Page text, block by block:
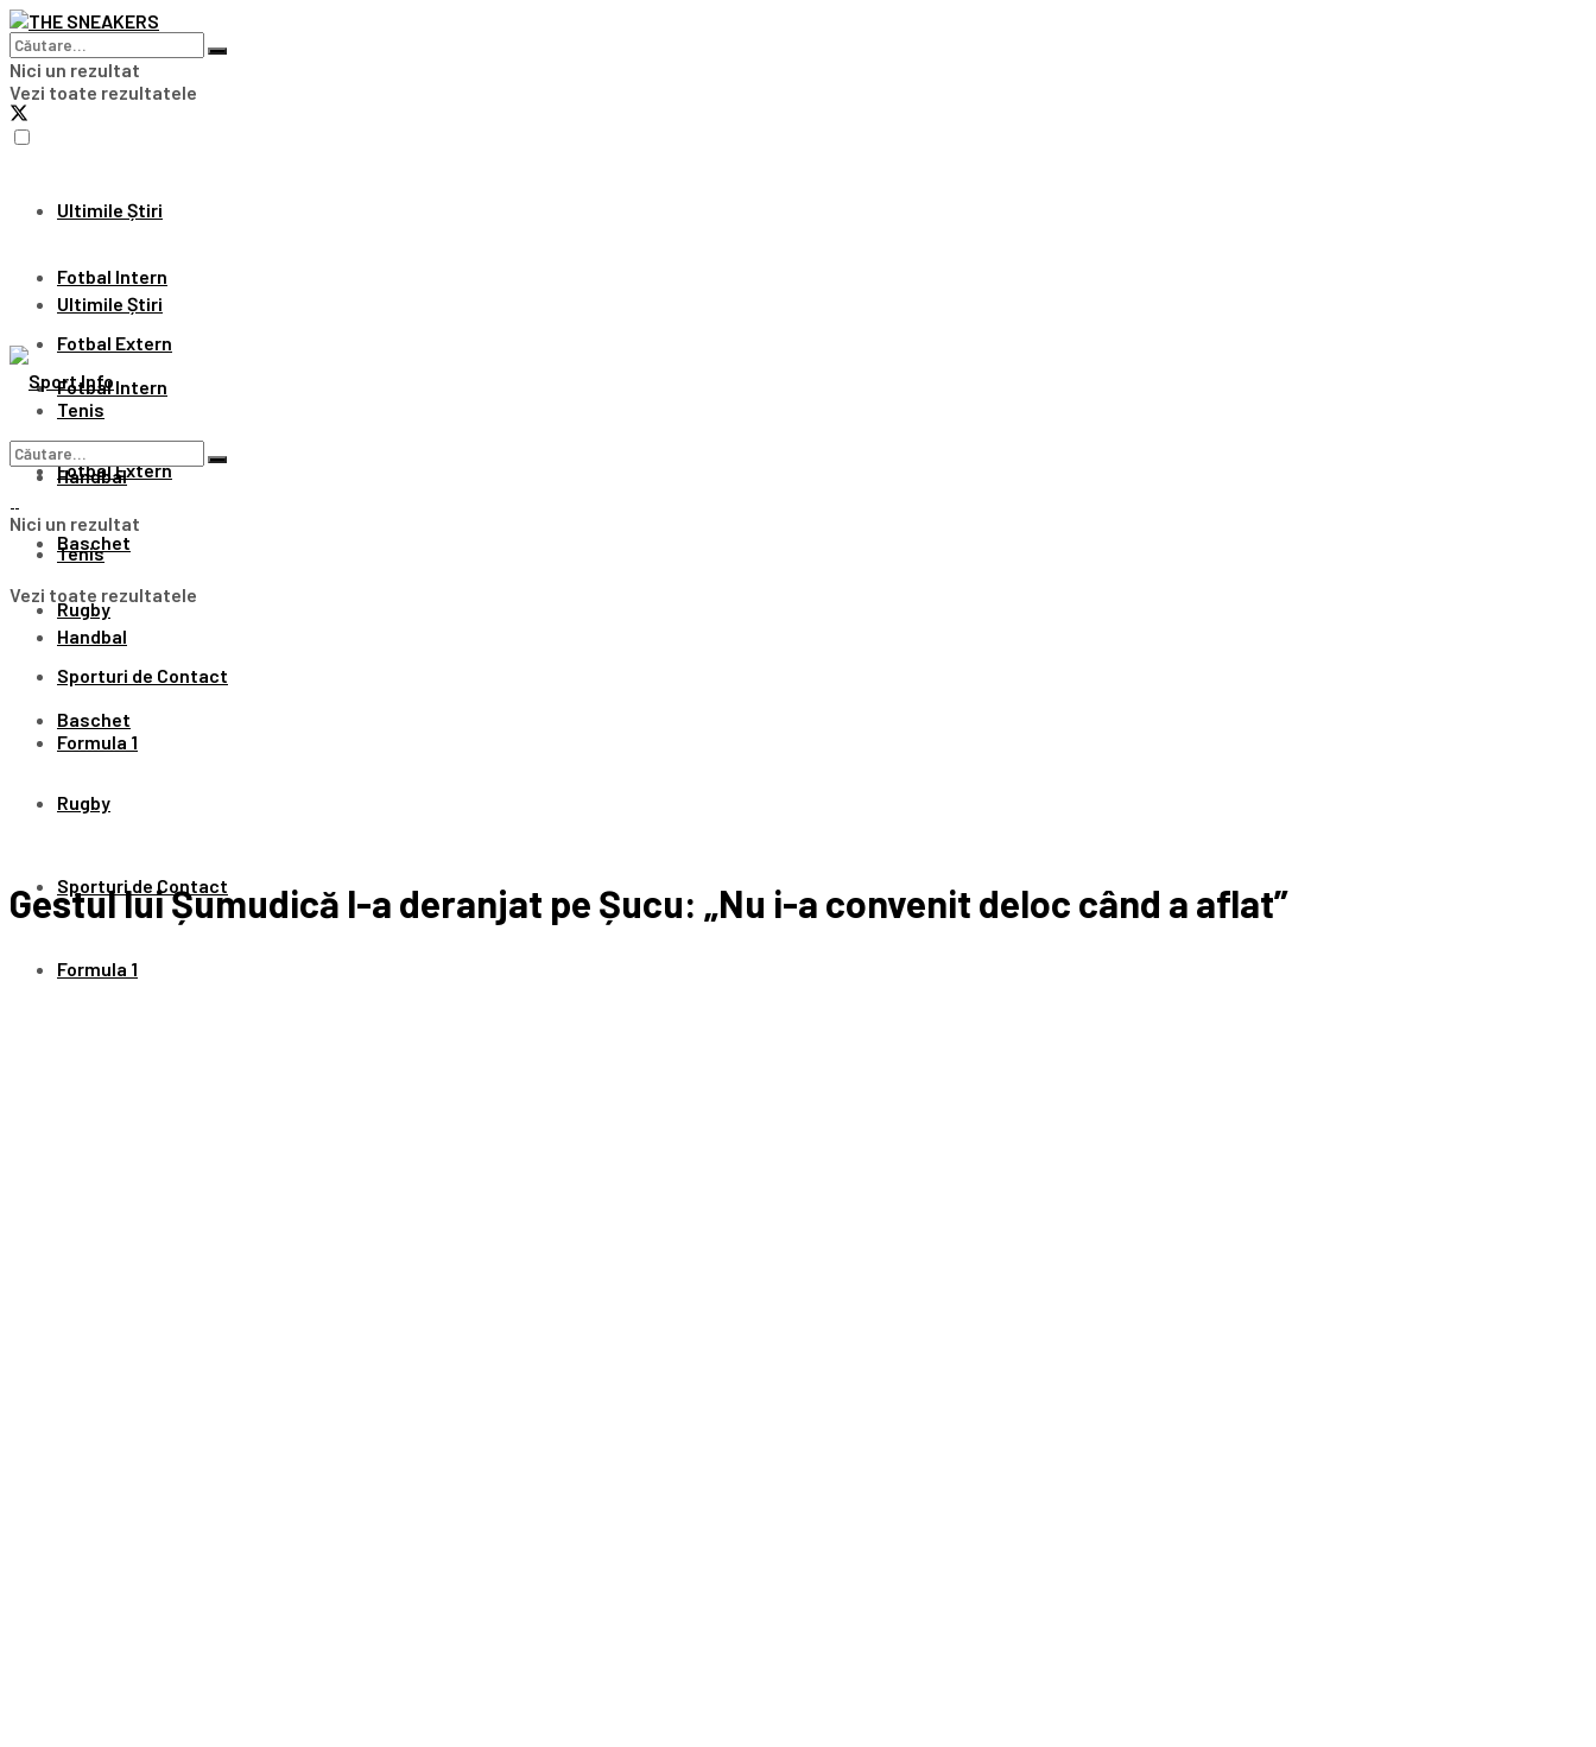
Nici un rezultat
Vezi toate rezultatele
Ultimile Știri
Fotbal Intern
Fotbal Extern
Tenis
Handbal
Baschet
Rugby
Sporturi de Contact
Formula 1
Ultimile Știri
Fotbal Intern
Fotbal Extern
Tenis
Handbal
Baschet
Rugby
Sporturi de Contact
Formula 1
Nici un rezultat
Vezi toate rezultatele
Gestul lui Șumudică l-a deranjat pe Șucu: „Nu i-a convenit deloc când a aflat”